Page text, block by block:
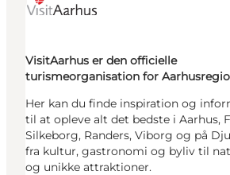
VisitAarhus er den officielle
turismeorganisation for
Her kan du finde inspiration og
til at opleve alt det bedste i Aarhus,
Silkeborg, Randers, Viborg og på
fra kultur, gastronomi og byliv til
og unikke attraktioner.